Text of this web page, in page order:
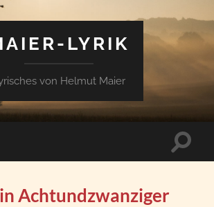
LYRIK
von Helmut Maier
Achtundzwanziger